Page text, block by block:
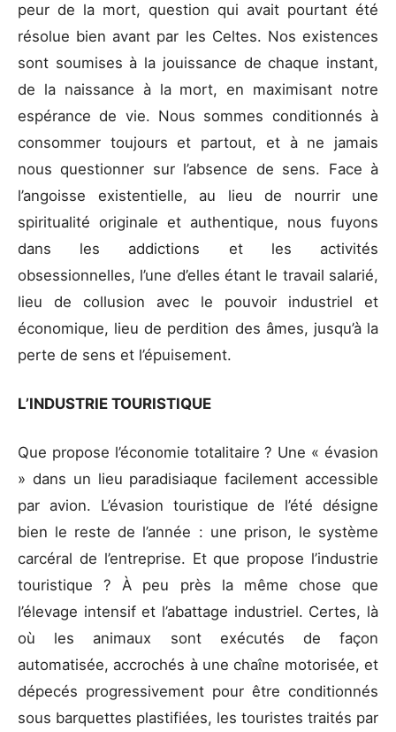
peur de la mort, question qui avait pourtant été
résolue bien avant par les Celtes. Nos existences
sont soumises à la jouissance de chaque instant,
de la naissance à la mort, en maximisant notre
espérance de vie. Nous sommes conditionnés à
consommer toujours et partout, et à ne jamais
nous questionner sur l’absence de sens. Face à
l’angoisse existentielle, au lieu de nourrir une
spiritualité originale et authentique, nous fuyons
dans les addictions et les activités
obsessionnelles, l’une d’elles étant le travail salarié,
lieu de collusion avec le pouvoir industriel et
économique, lieu de perdition des âmes, jusqu’à la
perte de sens et l’épuisement.
L’INDUSTRIE TOURISTIQUE
Que propose l’économie totalitaire ? Une « évasion
» dans un lieu paradisiaque facilement accessible
par avion. L’évasion touristique de l’été désigne
bien le reste de l’année : une prison, le système
carcéral de l’entreprise. Et que propose l’industrie
touristique ? À peu près la même chose que
l’élevage intensif et l’abattage industriel. Certes, là
où les animaux sont exécutés de façon
automatisée, accrochés à une chaîne motorisée, et
dépecés progressivement pour être conditionnés
sous barquettes plastifiées, les touristes traités par